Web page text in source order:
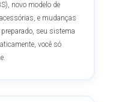
novo modelo de
e mudanças
seu sistema
você só